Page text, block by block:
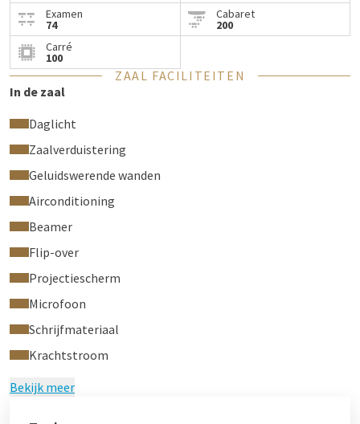
Examen
74
Cabaret
200
Carré
100
ZAAL FACILITEITEN
In de zaal
Daglicht
Zaalverduistering
Geluidswerende wanden
Airconditioning
Beamer
Flip-over
Projectiescherm
Microfoon
Schrijfmateriaal
Krachtstroom
Bekijk meer